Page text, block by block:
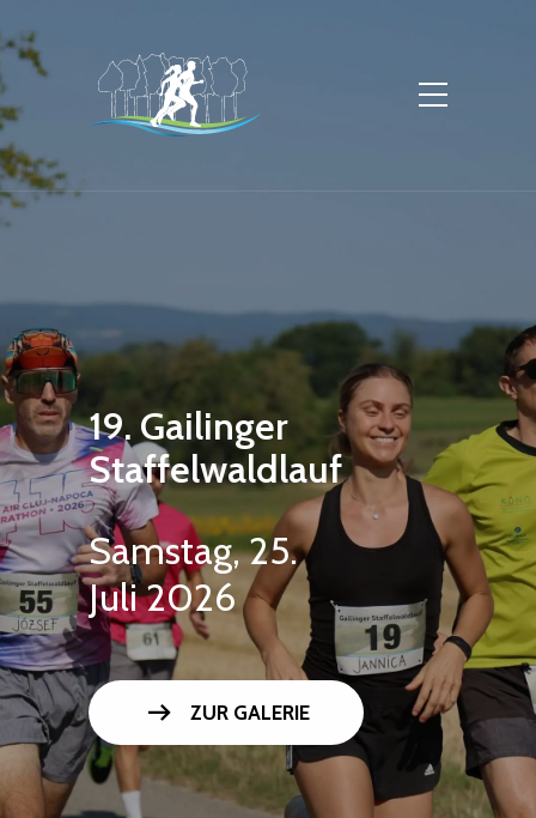
19. Gailinger
Staffelwaldlauf
Samstag, 25.
Juli 2026
arrow_right_alt ZUR GALERIE